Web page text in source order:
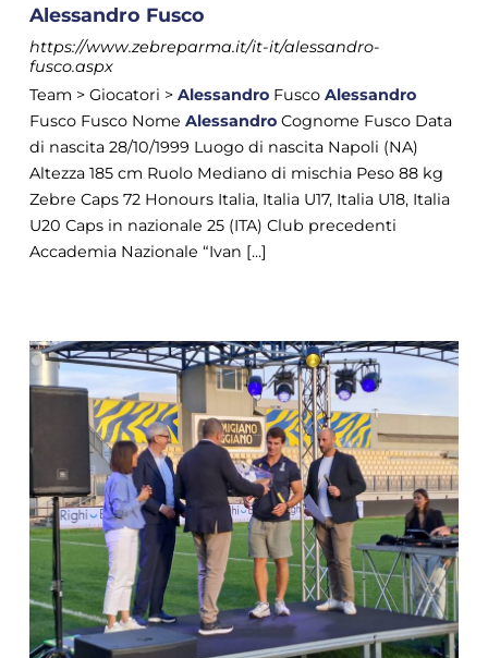
Alessandro Fusco
https://www.zebreparma.it/it-it/alessandro-
fusco.aspx
Team > Giocatori > AlessandroFusco Alessandro
Fusco Fusco Nome AlessandroCognome Fusco Data
di nascita 28/10/1999 Luogo di nascita Napoli (NA)
Altezza 185 cm Ruolo Mediano di mischia Peso 88 kg
Zebre Caps 72 Honours Italia, Italia U17, Italia U18, Italia
U20 Caps in nazionale 25 (ITA) Club precedenti
Accademia Nazionale “Ivan [...]